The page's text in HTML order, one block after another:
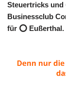
Steuertricks
Businessclub
für ⭕